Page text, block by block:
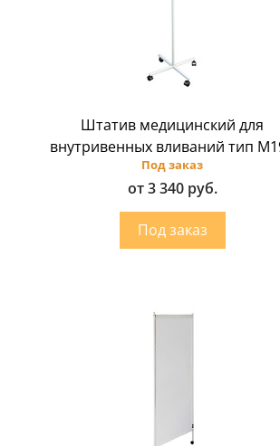
Штатив медицинский для
внутривенных вливаний тип
Под заказ
от 3 340 руб.